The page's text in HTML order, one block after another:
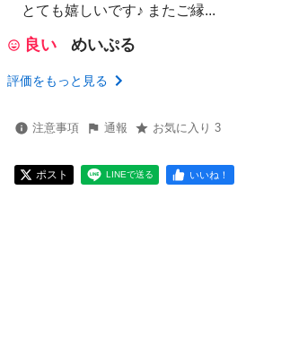
とても嬉しいです♪ またご縁...
良い めいぷる
評価をもっと見る
注意事項 通報 お気に入り 3
ポスト LINEで送る いいね！